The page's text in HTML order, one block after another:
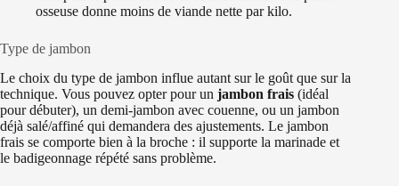
osseuse donne moins de viande nette par kilo.
Type de jambon
Le choix du type de jambon influe autant sur le goût que sur la
technique. Vous pouvez opter pour un jambon frais (idéal
pour débuter), un demi-jambon avec couenne, ou un jambon
déjà salé/affiné qui demandera des ajustements. Le jambon
frais se comporte bien à la broche : il supporte la marinade et
le badigeonnage répété sans problème.